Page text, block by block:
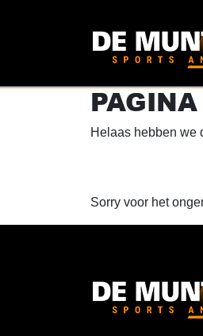
Helaas hebben we
Sorry voor het